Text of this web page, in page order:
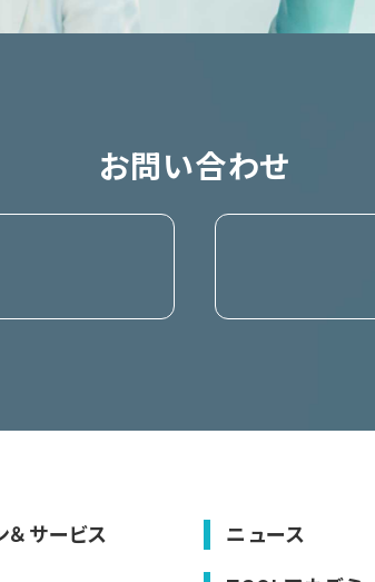
お問い合わせ
＆サービス ニュース